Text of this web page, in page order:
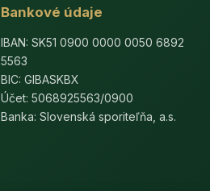
Bankové údaje
IBAN: SK51 0900 0000 0050 6892
5563
BIC: GIBASKBX
Účet: 5068925563/0900
Banka: Slovenská sporiteľňa, a.s.